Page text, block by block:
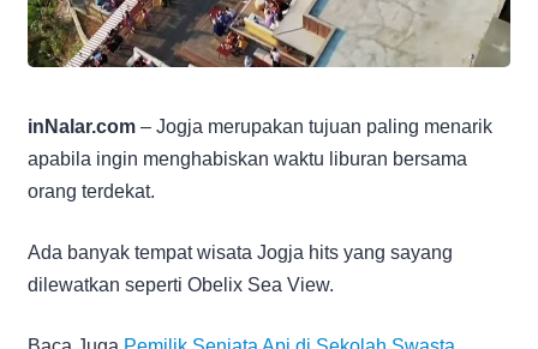
inNalar.com – Jogja merupakan tujuan paling menarik
apabila ingin menghabiskan waktu liburan bersama
orang terdekat.
Ada banyak tempat wisata Jogja hits yang sayang
dilewatkan seperti Obelix Sea View.